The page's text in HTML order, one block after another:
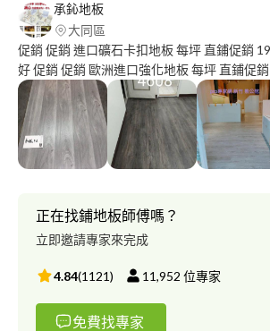
承鈊地板
大同區
促銷 促銷 進口礦石卡扣地板 每坪 直鋪促銷
好 促銷 促銷 歐洲進口強化地板 每坪 直鋪促
到好 專業地板施工團隊 , 施工項目 : 石塑地板 ' 超耐磨地板 ' 海島型
超耐磨 ' 實木地板 實木地板打磨上漆 。 專業地板施工 ,地板種類眾
多 , 進口地板 精品地板 ,人字拼 ,魚骨文 ,免費
服務 ,任何地板問題承鈊都會為您服務
正在找鋪地板師傅嗎？
立即邀請專家來完成
4.84(1121) 11,952 位專家
免費找專家